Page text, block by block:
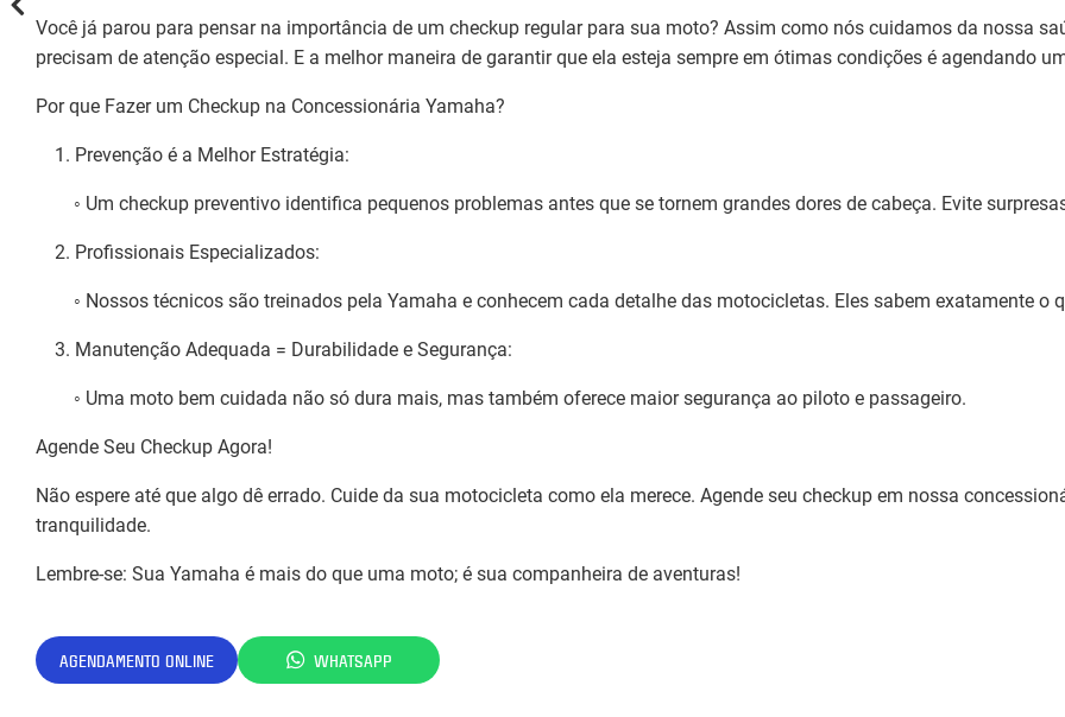
Você já parou para pensar na importância de um checkup regular para sua moto? Assim como nós cuidamos da nossa
precisam de atenção especial. E a melhor maneira de garantir que ela esteja sempre em ótimas condições é agendando
Por que Fazer um Checkup na Concessionária Yamaha?
1. Prevenção é a Melhor Estratégia:
◦ Um checkup preventivo identifica pequenos problemas antes que se tornem grandes dores de cabeça. Evite
2. Profissionais Especializados:
◦ Nossos técnicos são treinados pela Yamaha e conhecem cada detalhe das motocicletas. Eles sabem exatamente o
3. Manutenção Adequada = Durabilidade e Segurança:
◦ Uma moto bem cuidada não só dura mais, mas também oferece maior segurança ao piloto e passageiro.
Agende Seu Checkup Agora!
Não espere até que algo dê errado. Cuide da sua motocicleta como ela merece. Agende seu checkup em nossa
tranquilidade.
Lembre-se: Sua Yamaha é mais do que uma moto; é sua companheira de aventuras!
AGENDAMENTO ONLINE WHATSAPP